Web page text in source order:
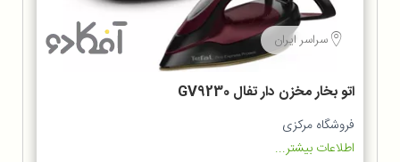
سراسر ایران
اتو بخار مخزن دار تفال GV9230
فروشگاه مرکزی
اطلاعات بیشتر...